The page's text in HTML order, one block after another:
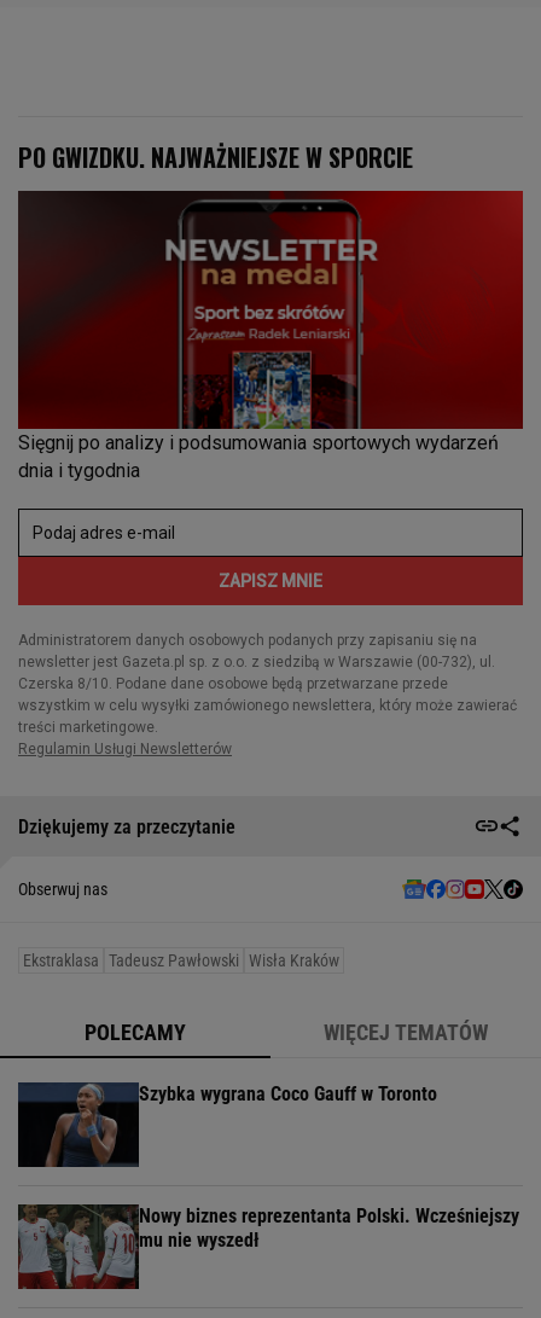
Dziękujemy za przeczytanie
Obserwuj nas
Ekstraklasa Tadeusz Pawłowski Wisła Kraków
POLECAMY WIĘCEJ TEMATÓW
Szybka wygrana Coco Gauff w Toronto
Nowy biznes reprezentanta Polski. Wcześniejszy
mu nie wyszedł